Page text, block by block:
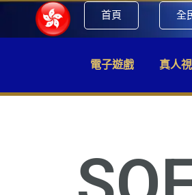
首頁 全
電子遊戲 真人